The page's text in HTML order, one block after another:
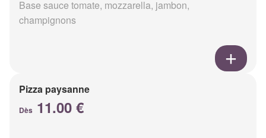
Base sauce tomate, mozzarella, jambon,
champignons
Pizza paysanne
Dès 11.00 €